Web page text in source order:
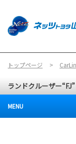
トップページ
ランドクルーザー“FJ”
MENU